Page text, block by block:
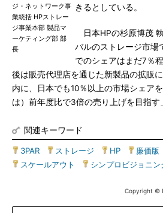
ジ・ネットワーク事
業統括 HPストレー
ジ事業本部 製品マ
ーケティング部 部
長
きるとしている。
日本HPの杉原博茂
バルのストレージ市場
でのシェアはまだ7％
後は販売代理店を通じた新製品の拡販
内に、日本でも10％以上の市場シェア
は）前年度比で3倍の売り上げを目指す
関連キーワード
3PAR ストレージ HP 廉価版
スケールアウト
シンプロビジョニン
Copyright ©